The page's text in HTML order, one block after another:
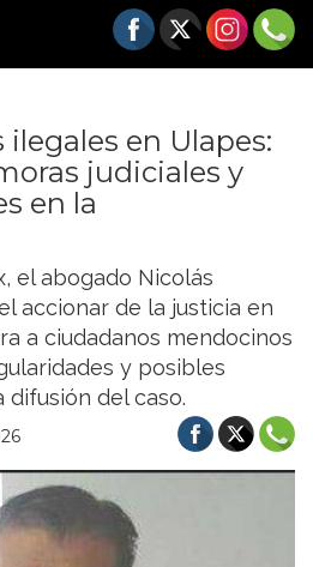
en Ulapes:
judiciales y
en la
el abogado Nicolás
accionar de la justicia en
a ciudadanos mendocinos
y posibles
del caso.